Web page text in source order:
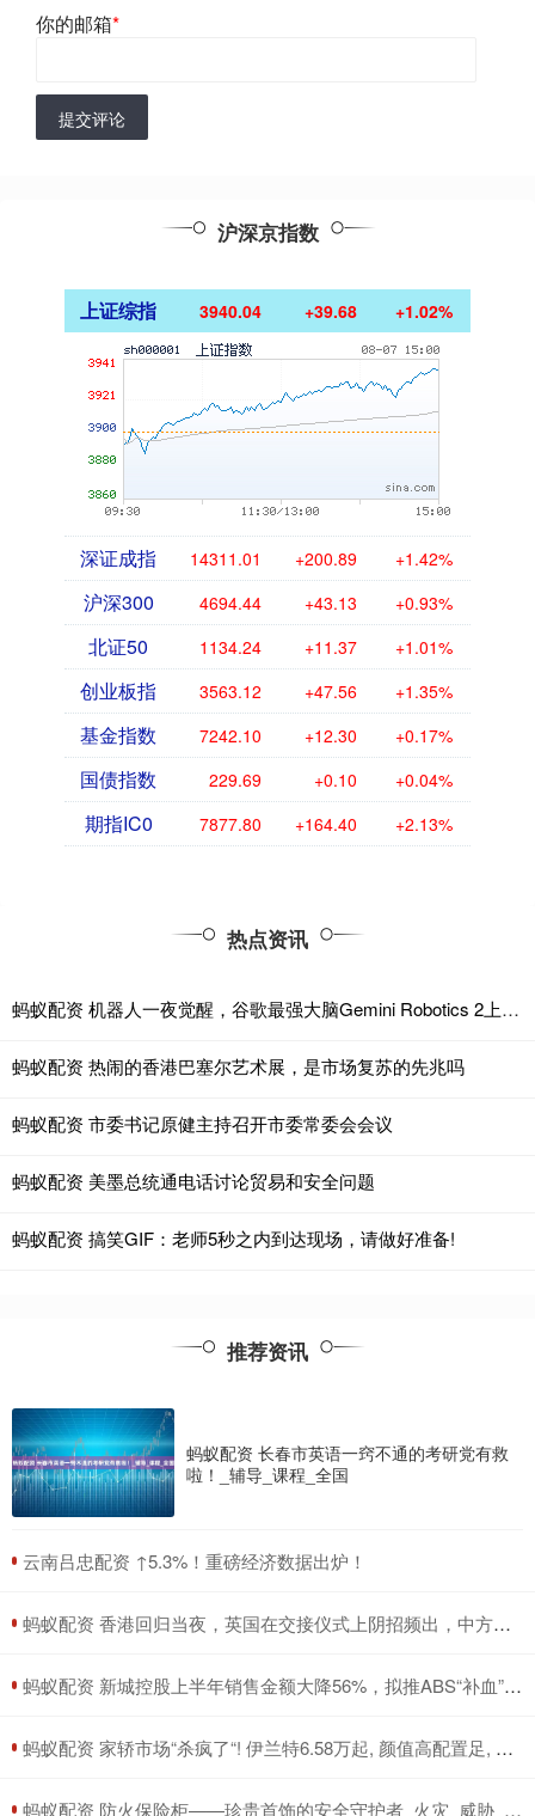
你的邮箱*
提交评论
沪深京指数
上证综指 3940.04 +39.68 +1.02%
深证成指 14311.01 +200.89 +1.42%
沪深300 4694.44 +43.13 +0.93%
北证50 1134.24 +11.37 +1.01%
创业板指 3563.12 +47.56 +1.35%
基金指数 7242.10 +12.30 +0.17%
国债指数 229.69 +0.10 +0.04%
期指IC0 7877.80 +164.40 +2.13%
热点资讯
蚂蚁配资 机器人一夜觉醒，谷歌最强大脑Gemini Robotics 2上线了
蚂蚁配资 热闹的香港巴塞尔艺术展，是市场复苏的先兆吗
蚂蚁配资 市委书记原健主持召开市委常委会会议
蚂蚁配资 美墨总统通电话讨论贸易和安全问题
蚂蚁配资 搞笑GIF：老师5秒之内到达现场，请做好准备!
推荐资讯
蚂蚁配资 长春市英语一窍不通的考研党有救
啦！_辅导_课程_全国
​云南吕忠配资 ↑5.3%！重磅经济数据出炉！
​蚂蚁配资 香港回归当夜，英国在交接仪式上阴招频出，中方人员如何化解危机_香港会展中心_国旗_中国
​蚂蚁配资 新城控股上半年销售金额大降56%，拟推ABS“补血”还债，年报连续被出具非标意见
​蚂蚁配资 家轿市场“杀疯了“! 伊兰特6.58万起, 颜值高配置足, 竞争日产轩逸
​蚂蚁配资 防火保险柜——珍贵首饰的安全守护者_火灾_威胁_时刻